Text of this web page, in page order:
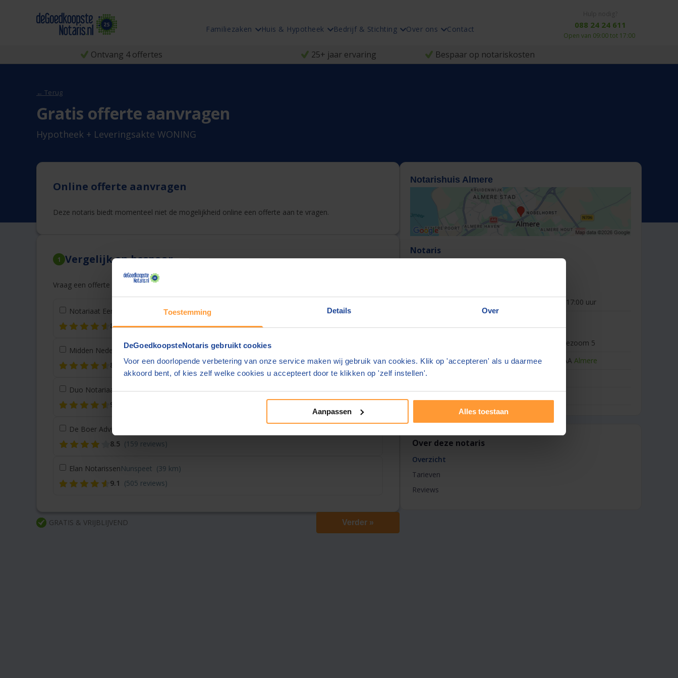
Toestemming Details Over
DeGoedkoopsteNotaris gebruikt cookies
Voor een doorlopende verbetering van onze service maken wij gebruik van cookies. Klik op 'accepteren' als u daarmee
akkoord bent, of kies zelf welke cookies u accepteert door te klikken op 'zelf instellen'.
Aanpassen Alles toestaan
Familiezaken Huis & Hypotheek Bedrijf & Stichting Over ons Contact 088 24 24 611
Open van 09:00 tot 17:00
Ontvang 4 offertes 25+ jaar ervaring Bespaar op notariskosten
← Terug
Gratis offerte aanvragen
Hypotheek + Leveringsakte WONING
Notarishuis Almere
Notaris
09:00 - 17:00 uur
Kantoorinformatie
Veluwezoom 5
1327AA Almere
Actief sinds:
Over deze notaris
Overzicht
Tarieven
Reviews
Online offerte aanvragen
Deze notaris biedt momenteel niet de mogelijkheid online een offerte aan te vragen.
1 Vergelijk en bespaar
Vraag een offerte aan bij een andere notaris in de buurt
Notariaat Eemmeer Bunschoten (18 km)
8.7 (216 reviews)
Midden Nederland NotariaatLelystad (22 km)
8.9
(62 reviews)
Duo NotariaatUtrecht (35 km)
9.2
De Boer Advies & Notariaat
8.5 (159 reviews)
Elan NotarissenNunspeet (39 km)
9.1 (505 reviews)
Verder »
GRATIS & VRIJBLIJVEND